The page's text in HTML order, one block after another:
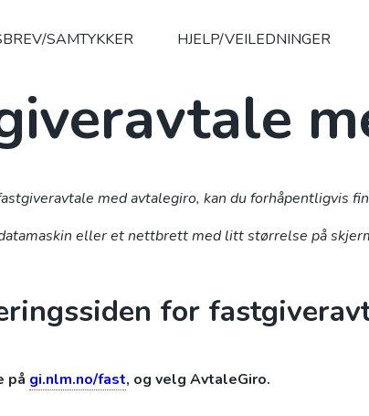
SAMTYKKER HJELP/VEILEDNINGER
med avtalegiro, kan du forhåpentligvis
eller et nettbrett med litt størrelse på
for
på gi.nlm.no/fast, og velg AvtaleGiro.